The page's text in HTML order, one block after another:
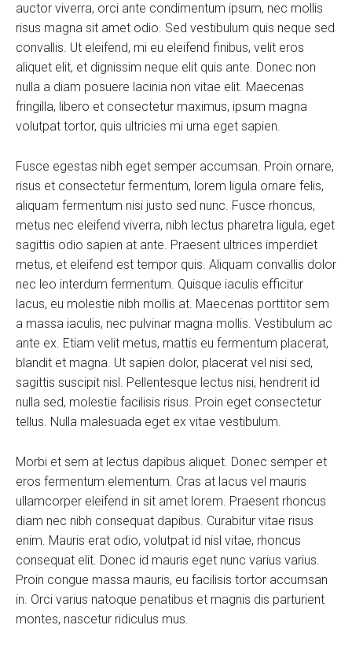
auctor viverra, orci ante condimentum ipsum, nec mollis
risus magna sit amet odio. Sed vestibulum quis neque sed
convallis. Ut eleifend, mi eu eleifend finibus, velit eros
aliquet elit, et dignissim neque elit quis ante. Donec non
nulla a diam posuere lacinia non vitae elit. Maecenas
fringilla, libero et consectetur maximus, ipsum magna
volutpat tortor, quis ultricies mi urna eget sapien.
Fusce egestas nibh eget semper accumsan. Proin ornare,
risus et consectetur fermentum, lorem ligula ornare felis,
aliquam fermentum nisi justo sed nunc. Fusce rhoncus,
metus nec eleifend viverra, nibh lectus pharetra ligula, eget
sagittis odio sapien at ante. Praesent ultrices imperdiet
metus, et eleifend est tempor quis. Aliquam convallis dolor
nec leo interdum fermentum. Quisque iaculis efficitur
lacus, eu molestie nibh mollis at. Maecenas porttitor sem
a massa iaculis, nec pulvinar magna mollis. Vestibulum ac
ante ex. Etiam velit metus, mattis eu fermentum placerat,
blandit et magna. Ut sapien dolor, placerat vel nisi sed,
sagittis suscipit nisl. Pellentesque lectus nisi, hendrerit id
nulla sed, molestie facilisis risus. Proin eget consectetur
tellus. Nulla malesuada eget ex vitae vestibulum.
Morbi et sem at lectus dapibus aliquet. Donec semper et
eros fermentum elementum. Cras at lacus vel mauris
ullamcorper eleifend in sit amet lorem. Praesent rhoncus
diam nec nibh consequat dapibus. Curabitur vitae risus
enim. Mauris erat odio, volutpat id nisl vitae, rhoncus
consequat elit. Donec id mauris eget nunc varius varius.
Proin congue massa mauris, eu facilisis tortor accumsan
in. Orci varius natoque penatibus et magnis dis parturient
montes, nascetur ridiculus mus.